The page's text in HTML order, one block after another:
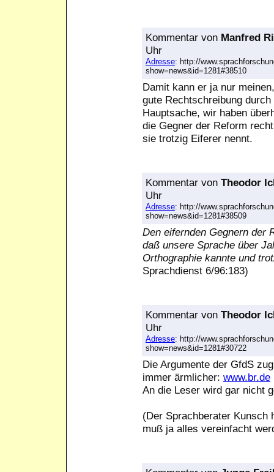
Kommentar von Manfred
Uhr
Adresse: http://
show=news&id=1281#38510
Damit kann er ja nur
gute Rechtschreibung
Hauptsache, wir haben
die Gegner der Reform
sie trotzig Eiferer nennt.
Kommentar von Theodor
Uhr
Adresse: http://
show=news&id=1281#38509
Den eifernden Gegnern der
daß unsere Sprache über
Orthographie kannte und
Sprachdienst 6/96:183)
Kommentar von Theodor
Uhr
Adresse: http://
show=news&id=1281#30722
Die Argumente der GfdS
immer ärmlicher: www.br.de
An die Leser wird gar nicht
(Der Sprachberater Kunsch
muß ja alles vereinfacht